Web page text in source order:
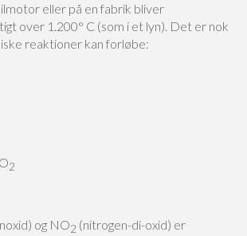
eller på en fabrik bliver
over 1.200° C (som i et lyn). Det er nok
reaktioner kan forløbe:
2
og NO2 (nitrogen-di-oxid) er